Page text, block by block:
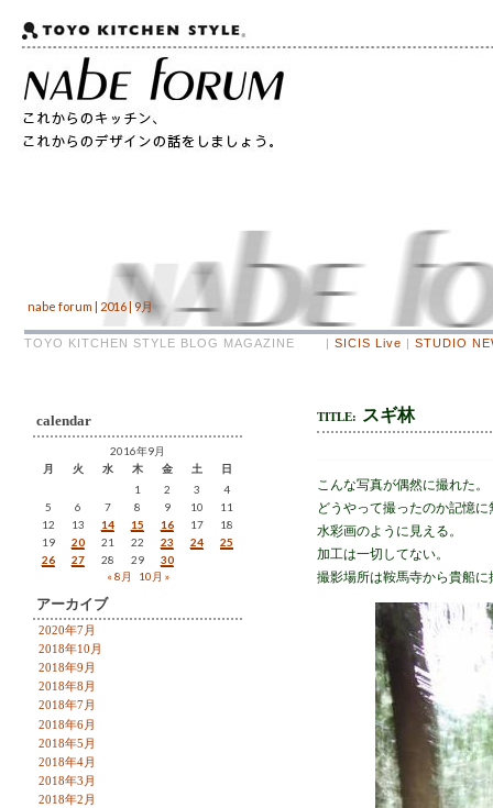
nabe forum | 2016 | 9月
TOYO KITCHEN STYLE BLOG MAGAZINE | SICIS Live | STUDIO
calendar
2016年9月
月
火 水 木 金 土
日
1
2 3
4
5
6 7 8 9 10
11
12
13 14 15 16 17
18
19
20 21 22 23 24
25
26
27 28 29
30
« 8月
10月 »
アーカイブ
2020年7月
2018年10月
2018年9月
2018年8月
2018年7月
2018年6月
2018年5月
2018年4月
2018年3月
2018年2月
TITLE: スギ林
こんな写真が偶然に撮れた。
どうやって撮ったのか記憶に
水彩画のように見える。
加工は一切してない。
撮影場所は鞍馬寺から貴船